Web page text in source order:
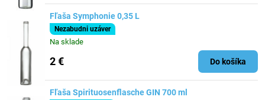
Fľaša Symphonie 0,35 L
Nezabudni uzáver
Na sklade
2 € Do košíka
Fľaša Spirituosenflasche GIN 700 ml